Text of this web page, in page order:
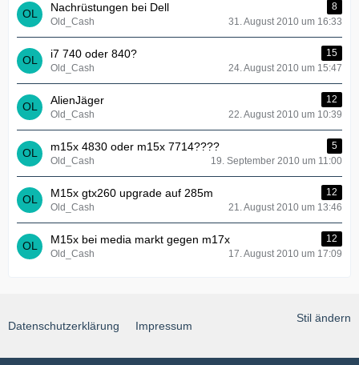
Nachrüstungen bei Dell
8
Old_Cash
31. August 2010 um 16:33
i7 740 oder 840?
15
Old_Cash
24. August 2010 um 15:47
AlienJäger
12
Old_Cash
22. August 2010 um 10:39
m15x 4830 oder m15x 7714????
5
Old_Cash
19. September 2010 um 11:00
M15x gtx260 upgrade auf 285m
12
Old_Cash
21. August 2010 um 13:46
M15x bei media markt gegen m17x
12
Old_Cash
17. August 2010 um 17:09
Stil ändern
Datenschutzerklärung Impressum